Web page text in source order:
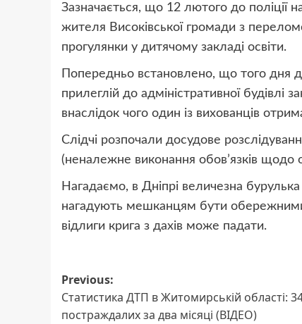
Зазначається, що 12 лютого до поліції
жителя Високівської громади з
прогулянки у дитячому закладі освіти.
Попередньо встановлено, що того дня
прилеглій до адміністративної будівлі
внаслідок чого один із вихованців
Слідчі розпочали досудове
(неналежне виконання обов’язків щодо
Нагадаємо, в Дніпрі величезна
нагадують мешканцям бути обережними
відлиги крига з дахів може падати.
Post
navigation
Previous:
Статистика ДТП в Житомирській області:
постраждалих за два місяці (ВІДЕО)